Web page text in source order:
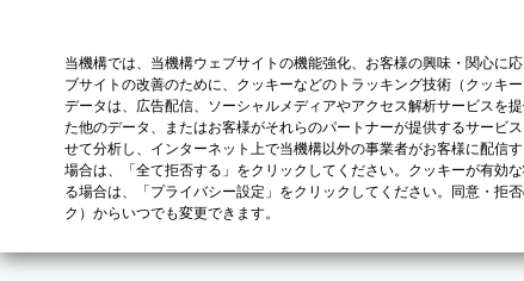
当機構では、当機構ウェブサイトの機能強化、お客様の興味・関心に
ブサイトの改善のために、クッキーなどのトラッキング技術（クッキ
データは、広告配信、ソーシャルメディアやアクセス解析サービスを
た他のデータ、またはお客様がそれらのパートナーが提供するサービ
せて分析し、インターネット上で当機構以外の事業者がお客様に配信
場合は、「全て拒否する」をクリックしてください。クッキーが有効
る場合は、「プライバシー設定」をクリックしてください。同意・拒
ク）からいつでも変更できます。